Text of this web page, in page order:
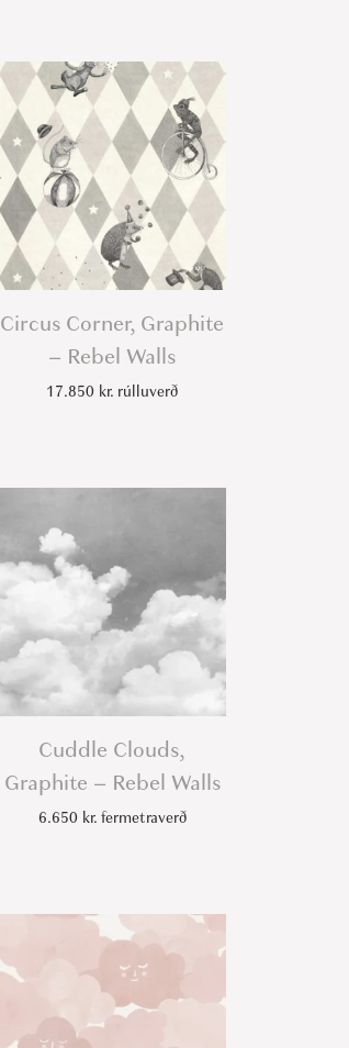
Circus Corner, Graphite
– Rebel Walls
17.850 kr. rúlluverð
Cuddle Clouds,
Graphite – Rebel Walls
6.650 kr.fermetraverð